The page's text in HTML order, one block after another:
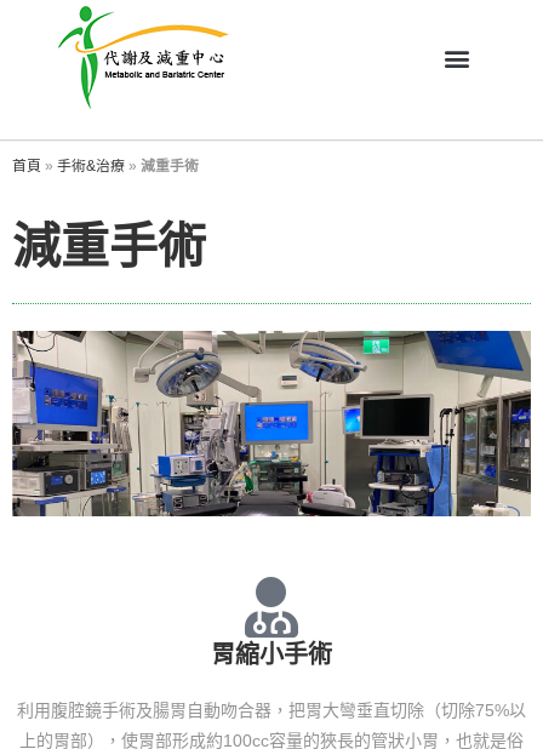
首頁 » 手術&治療 » 減重手術
減重手術
胃縮小手術
利用腹腔鏡手術及腸胃自動吻合器，把胃大彎垂直切除（切除75%以
上的胃部），使胃部形成約100cc容量的狹長的管狀小胃，也就是俗